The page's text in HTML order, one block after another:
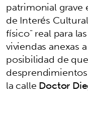
patrimonial grave
de Interés
físico" real para
viviendas anexas
posibilidad de
la calleDoctor